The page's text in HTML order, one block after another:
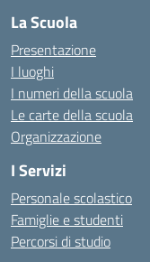
La Scuola
Presentazione
I luoghi
I numeri della scuola
Le carte della scuola
Organizzazione
I Servizi
Personale scolastico
Famiglie e studenti
Percorsi di studio